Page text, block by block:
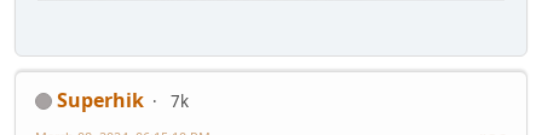
Superhik
7k